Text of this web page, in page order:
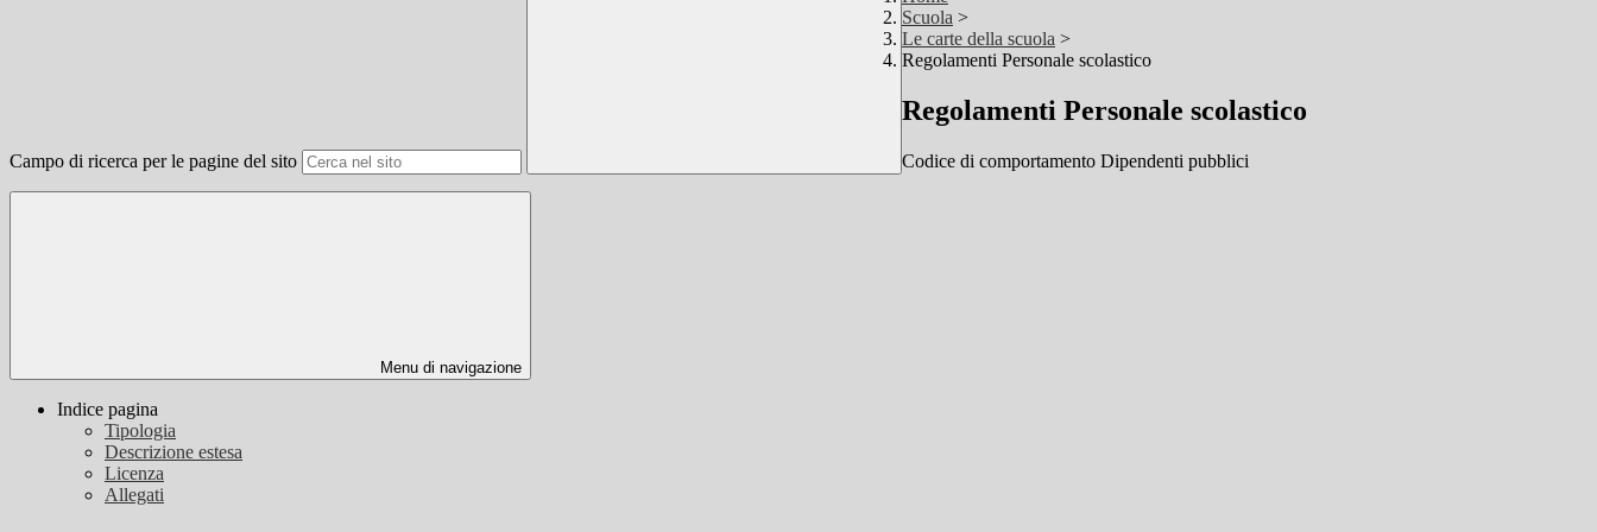
Campo di ricerca per le pagine del sito
Scuola >
Le carte della scuola >
Regolamenti Personale scolastico
Regolamenti Personale scolastico
Codice di comportamento Dipendenti pubblici
Menu di navigazione
Indice pagina
Tipologia
Descrizione estesa
Licenza
Allegati